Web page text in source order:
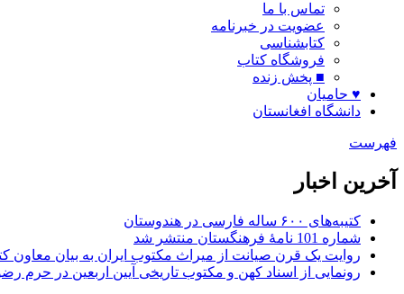
تماس با ما
عضویت در خبرنامه
کتابشناسی
فروشگاه کتاب
■ پخش زنده
♥ حامیان
دانشگاه افغانستان
فهرست
آخرین اخبار
کتیبه‌های ۶۰۰ ساله فارسی در هندوستان
شماره 101 نامۀ فرهنگستان منتشر شد
روایت یک قرن صیانت از میراث مکتوب ایران به بیان معاون
رونمایی از اسناد کهن و مکتوب تاریخی آیین اربعین در حرم